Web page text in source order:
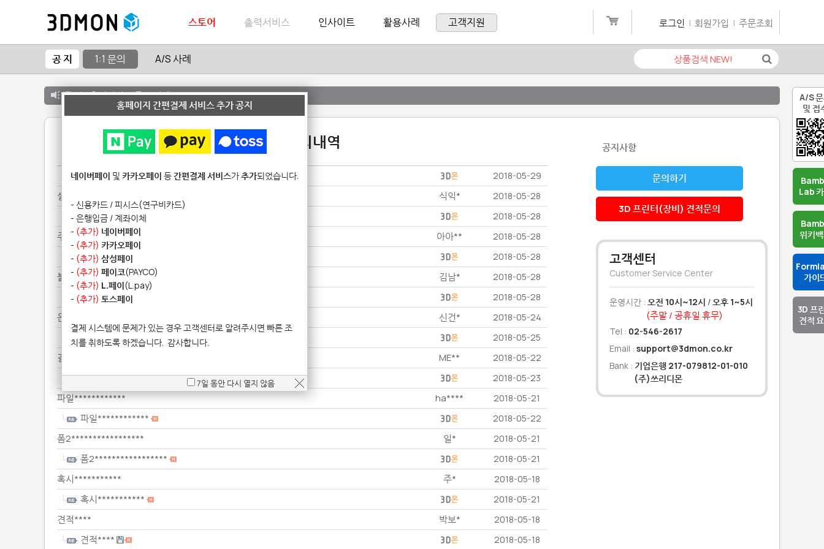
A/S
및 접
Lab
위키
가이
3D 프
견적
스토어 출력서비스 인사이트 활용사례 고객지원 로그인 | 회원가입 | 주문조회
공 지 1:1 문의 A/S 사례
공 지 :출력서비스 종료 안내
1:1 문의내역
문의***** 2018-05-29
실리************* 식익* 2018-05-28
실리************* 2018-05-28
주문*************** 아아** 2018-05-28
주문*************** 2018-05-28
불량**** 김남* 2018-05-28
불량**** 2018-05-28
은(********************* 신건* 2018-05-24
은(********************* 2018-05-25
결제***** ME** 2018-05-22
결제***** 2018-05-23
파일************ ha**** 2018-05-21
파일************ 2018-05-22
폼2***************** 일* 2018-05-21
폼2***************** 2018-05-21
혹시*********** 주* 2018-05-18
혹시*********** 2018-05-21
견적**** 박보* 2018-05-18
견적**** 2018-05-18
공지사항
문의하기
3D 프린터(장비) 견적문의
고객센터
Customer Service Center
운영시간 : 오전 10시~12시 /오후 1~5시
(주말 / 공휴일 휴무)
Tel : 02-546-2617
Email : support@3dmon.co.kr
Bank : 기업은행 217-079812-01-010
(주)쓰리디몬
홈페이지 간편결제 서비스 추가 공지
네이버페이 및 카카오페이 등간편결제 서비스가추가되었습니다.
- 신용카드 / 피시스(연구비카드)
- 은행입금 / 계좌이체
- (추가) 네이버페이
- (추가) 카카오페이
- (추가) 삼성페이
- (추가) 페이코(PAYCO)
- (추가) L.페이(L.pay)
- (추가) 토스페이
결제 시스템에 문제가 있는 경우 고객센터로 알려주시면 빠른 조
치를 취하도록 하겠습니다. 감사합니다.
7일 동안 다시 열지 않음